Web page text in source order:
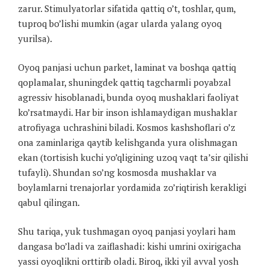
zarur. Stimulyatorlar sifatida qattiq o’t, toshlar, qum,
tuproq bo’lishi mumkin (agar ularda yalang oyoq
yurilsa).
Oyoq panjasi uchun parket, laminat va boshqa qattiq
qoplamalar, shuningdek qattiq tagcharmli poyabzal
agressiv hisoblanadi, bunda oyoq mushaklari faoliyat
ko’rsatmaydi. Har bir inson ishlamaydigan mushaklar
atrofiyaga uchrashini biladi. Kosmos kashshoflari o’z
ona zaminlariga qaytib kelishganda yura olishmagan
ekan (tortisish kuchi yo’qligining uzoq vaqt ta’sir qilishi
tufayli). Shundan so’ng kosmosda mushaklar va
boylamlarni trenajorlar yordamida zo’riqtirish kerakligi
qabul qilingan.
Shu tariqa, yuk tushmagan oyoq panjasi yoylari ham
dangasa bo’ladi va zaiflashadi: kishi umrini oxirigacha
yassi oyoqlikni orttirib oladi. Biroq, ikki yil avval yosh